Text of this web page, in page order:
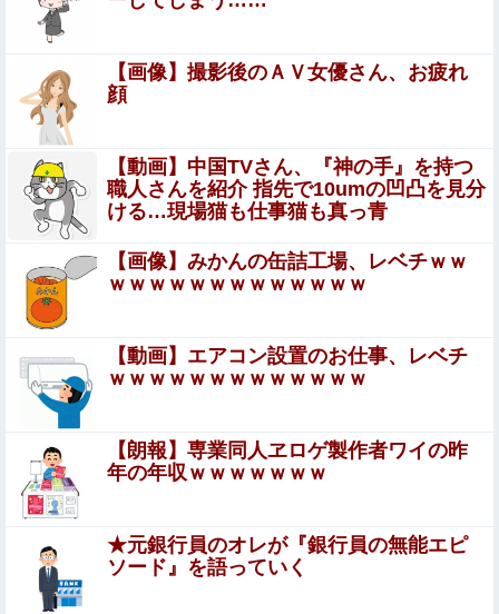
【画像】 サンモニの女子アナさん、日曜の朝から素材を提
供してしまう
【画像】 女性、『大人の○もちゃ』を入れたままMRI検査
を受けた結果 →
元いいとも青年隊、中居正広の”素顔”を暴露他
【閲覧注意】米黒人男性、街ですれ違っただけの白人女性
を白目剥くまでボコボコにしてしまう
【画像】 美少女「女性の皆さんへ。パンツを履かずにを履
いてみてください」
【悲報】女性「男への最大ダメージはこれ」←お前ら耐え
られる？
【珍事】サッカーの試合が原因で交通事故が起きてしま
最新の日本人が減り、外国人が増えた街市ランキングをご
覧下さい→5位川口市、4位京都市、ではトップ3は❓
コメ高値掴みの損切り加速ｗｗｗｗｗｗｗｗｗ
ヌーディストビーチに現れたヤリマン、フ●ラの達人すぎ
【画像】撮影後のＡＶ女優さん、お疲れ
顔
【動画】中国TVさん、『神の手』を持つ
職人さんを紹介 指先で10umの凹凸を見分
ける…現場猫も仕事猫も真っ青
【画像】みかんの缶詰工場、レベチｗｗ
ｗｗｗｗｗｗｗｗｗｗｗｗｗ
【動画】エアコン設置のお仕事、レベチ
ｗｗｗｗｗｗｗｗｗｗｗｗｗ
【朗報】専業同人ヱロゲ製作者ワイの昨
年の年収ｗｗｗｗｗｗｗ
★元銀行員のオレが『銀行員の無能エピ
ソード』を語っていく